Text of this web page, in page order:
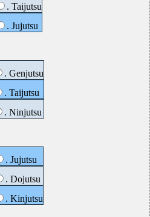
. Taijutsu
. Jujutsu
. Genjutsu
. Taijutsu
. Ninjutsu
. Jujutsu
. Dojutsu
. Kinjutsu